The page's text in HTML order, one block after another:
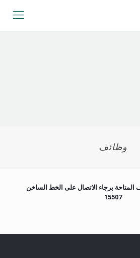
وظائف
المتاحة برجاء الاتصال على الخط الساخن
15507